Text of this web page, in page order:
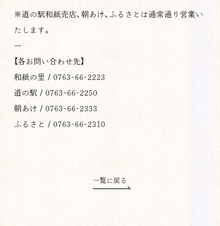
※道の駅和紙売店、朝あけ、ふるさとは通常通り営業い
たします。
ー
【各お問い合わせ先】
和紙の里 / 0763-66-2223
道の駅 / 0763-66-2250
朝あけ / 0763-66-2333
ふるさと / 0763-66-2310
一覧に戻る